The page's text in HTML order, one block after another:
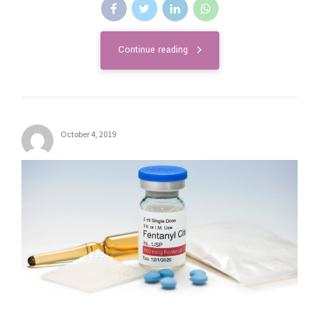
Continue reading
October 4, 2019